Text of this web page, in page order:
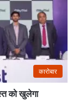
कारोबार
को खुलेगा